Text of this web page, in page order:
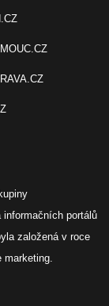
informačních portálů
založená v roce